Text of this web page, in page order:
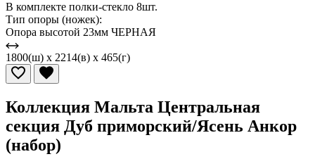
В комплекте полки-стекло 8шт.
Тип опоры (ножек):
Опора высотой 23мм ЧЕРНАЯ
1800(ш) x 2214(в) x 465(г)
Коллекция Мальта Центральная
секция Дуб приморский/Ясень Анкор
(набор)